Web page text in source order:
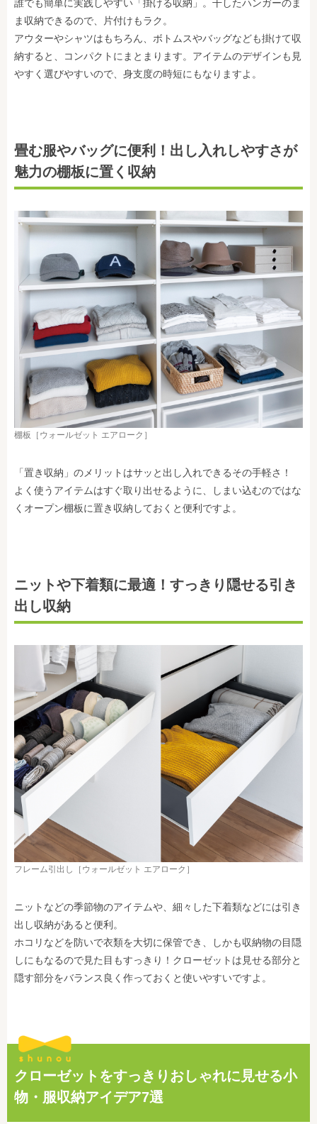
誰でも簡単に実践しやすい「掛ける収納」。干したハンガーのま
ま収納できるので、片付けもラク。
アウターやシャツはもちろん、ボトムスやバッグなども掛けて収
納すると、コンパクトにまとまります。アイテムのデザインも見
やすく選びやすいので、身支度の時短にもなりますよ。
畳む服やバッグに便利！出し入れしやすさが
魅力の棚板に置く収納
棚板［ウォールゼット エアローク］
「置き収納」のメリットはサッと出し入れできるその手軽さ！
よく使うアイテムはすぐ取り出せるように、しまい込むのではな
くオープン棚板に置き収納しておくと便利ですよ。
ニットや下着類に最適！すっきり隠せる引き
出し収納
フレーム引出し［ウォールゼット エアローク］
ニットなどの季節物のアイテムや、細々した下着類などには引き
出し収納があると便利。
ホコリなどを防いで衣類を大切に保管でき、しかも収納物の目隠
しにもなるので見た目もすっきり！クローゼットは見せる部分と
隠す部分をバランス良く作っておくと使いやすいですよ。
クローゼットをすっきりおしゃれに見せる小
物・服収納アイデア7選